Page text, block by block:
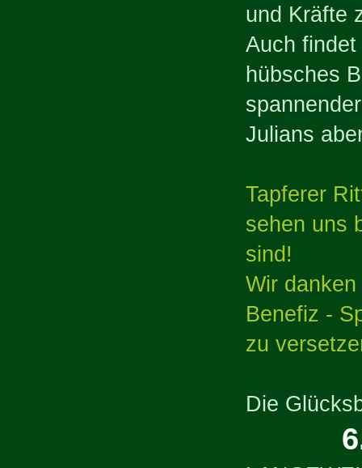
und Kräfte
Auch
hübsches
Julians
Tapferer
sehen uns
sind!
Wir
Benefiz -
zu
Die